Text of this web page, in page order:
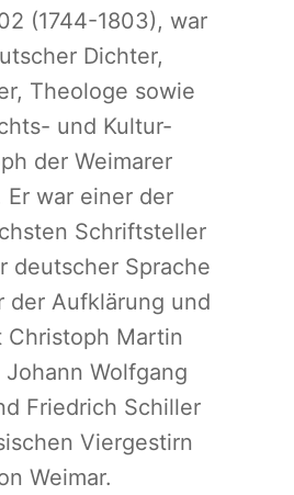
(1744-1803), war
Dichter,
Theologe sowie
und Kultur-
der Weimarer
Er war einer der
Schriftsteller
deutscher Sprache
der Aufklärung und
Christoph Martin
Wolfgang
Friedrich Schiller
Viergestirn
Weimar.